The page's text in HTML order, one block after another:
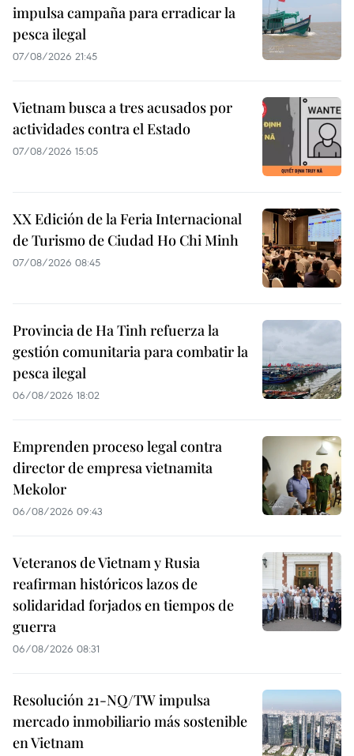
impulsa campaña para erradicar la
pesca ilegal
07/08/2026 21:45
Vietnam busca a tres acusados por
actividades contra el Estado
07/08/2026 15:05
XX Edición de la Feria Internacional
de Turismo de Ciudad Ho Chi Minh
07/08/2026 08:45
Provincia de Ha Tinh refuerza la
gestión comunitaria para combatir la
pesca ilegal
06/08/2026 18:02
Emprenden proceso legal contra
director de empresa vietnamita
Mekolor
06/08/2026 09:43
Veteranos de Vietnam y Rusia
reafirman históricos lazos de
solidaridad forjados en tiempos de
guerra
06/08/2026 08:31
Resolución 21-NQ/TW impulsa
mercado inmobiliario más sostenible
en Vietnam